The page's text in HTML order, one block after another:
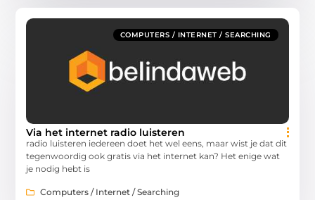
COMPUTERS / INTERNET / SEARCHING
Via het internet radio luisteren
radio luisteren iedereen doet het wel eens, maar wist je dat dit
tegenwoordig ook gratis via het internet kan? Het enige wat
je nodig hebt is
Computers / Internet / Searching